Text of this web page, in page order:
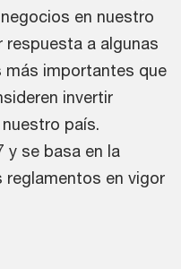
en nuestro
respuesta a algunas
más importantes que
invertir
país.
y se basa en la
en vigor